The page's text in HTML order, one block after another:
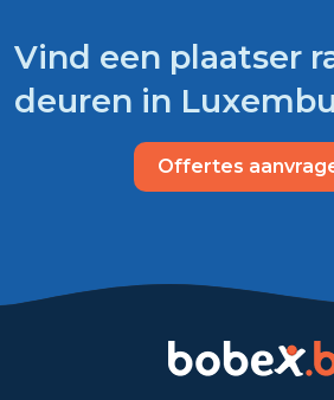
Vind een plaatser
deuren in
Offertes